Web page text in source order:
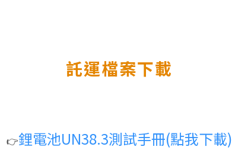
託運檔案下載
👉️鋰電池UN38.3測試手冊(點我下載)